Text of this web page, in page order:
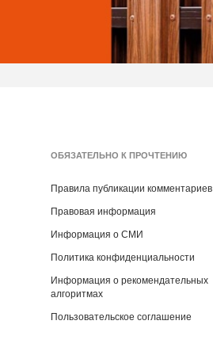
ОБЯЗАТЕЛЬНО К ПРОЧТЕНИЮ
Правила публикации комментариев
Правовая информация
Информация о СМИ
Политика конфиденциальности
Информация о рекомендательных
алгоритмах
Пользовательское соглашение